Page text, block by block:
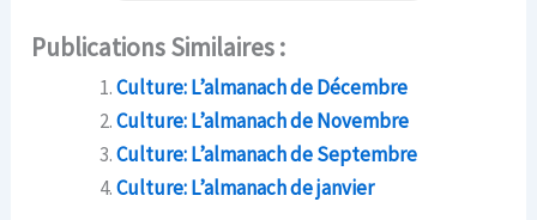
Publications Similaires :
Culture: L’almanach de Décembre
Culture: L’almanach de Novembre
Culture: L’almanach de Septembre
Culture: L’almanach de janvier